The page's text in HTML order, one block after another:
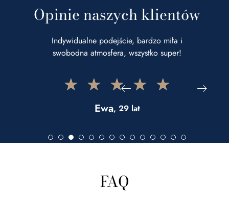
Opinie naszych klientów
Indywidualne podejście, bardzo miła i
swobodna atmosfera, wszystko super!
★ ★ ★ ★ ★
Ewa, 29 lat
FAQ